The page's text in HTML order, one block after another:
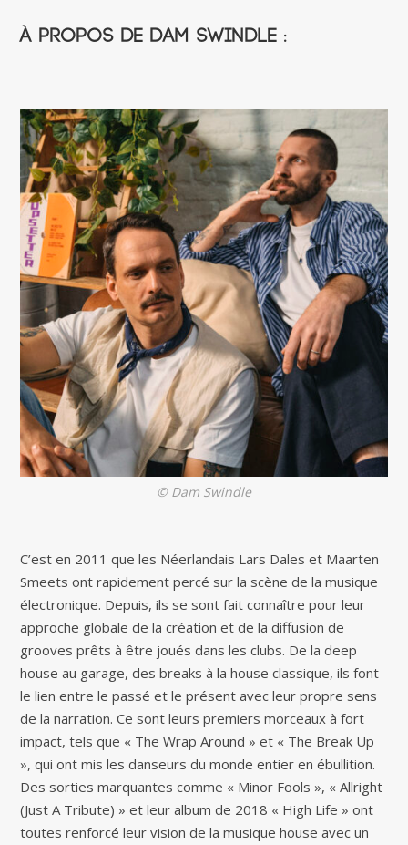
À propos de Dam Swindle :
© Dam Swindle
C’est en 2011 que les Néerlandais Lars Dales et Maarten
Smeets ont rapidement percé sur la scène de la musique
électronique. Depuis, ils se sont fait connaître pour leur
approche globale de la création et de la diffusion de
grooves prêts à être joués dans les clubs. De la deep
house au garage, des breaks à la house classique, ils font
le lien entre le passé et le présent avec leur propre sens
de la narration. Ce sont leurs premiers morceaux à fort
impact, tels que « The Wrap Around » et « The Break Up
», qui ont mis les danseurs du monde entier en ébullition.
Des sorties marquantes comme « Minor Fools », « Allright
(Just A Tribute) » et leur album de 2018 « High Life » ont
toutes renforcé leur vision de la musique house avec un